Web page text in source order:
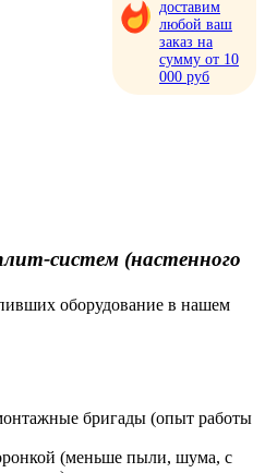
доставим
любой ваш
заказ на
сумму от 10
000 руб
систем (настенного
оборудование в нашем
бригады (опыт работы
(меньше пыли, шума, с